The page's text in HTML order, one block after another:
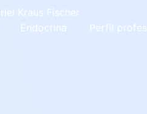
Kraus Fischer
Endocrina Perfil